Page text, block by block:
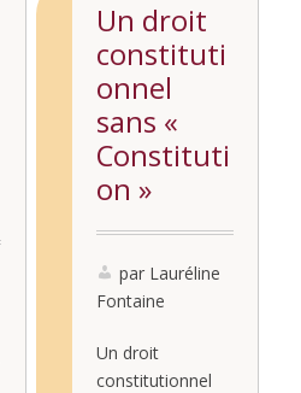
Un droit
constituti
onnel
sans «
Constituti
on »
par Lauréline
Fontaine
Un droit
constitutionnel